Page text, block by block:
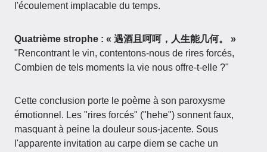
l'écoulement implacable du temps.
Quatrième strophe : « 遇酒且呵呵，人生能几何。 »
"Rencontrant le vin, contentons-nous de rires forcés,
Combien de tels moments la vie nous offre-t-elle ?"
Cette conclusion porte le poème à son paroxysme
émotionnel. Les "rires forcés" ("hehe") sonnent faux,
masquant à peine la douleur sous-jacente. Sous
l'apparente invitation au carpe diem se cache un